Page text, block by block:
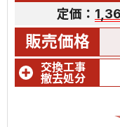
定価：
販売価格
交換工事
撤去処分